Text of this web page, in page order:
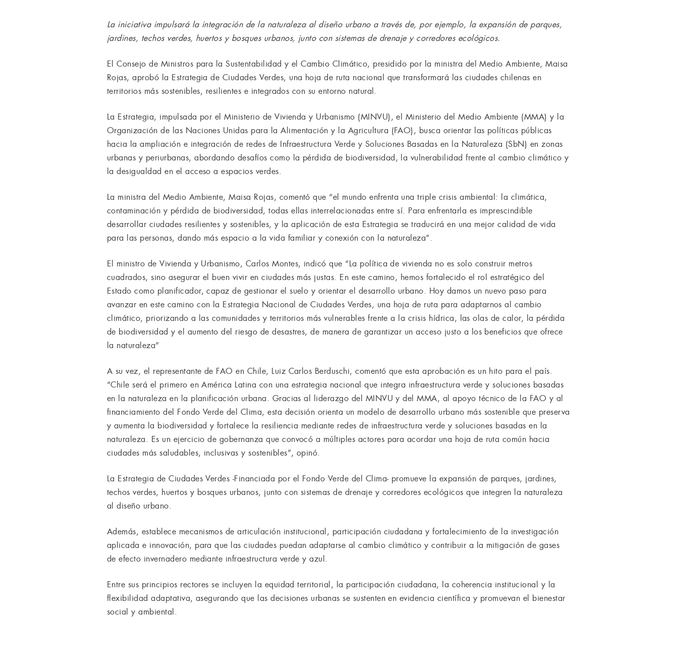
La iniciativa impulsará la integración de la naturaleza al diseño urbano a través de, por ejemplo, la expansión de parques,
jardines, techos verdes, huertos y bosques urbanos, junto con sistemas de drenaje y corredores ecológicos.
El Consejo de Ministros para la Sustentabilidad y el Cambio Climático, presidido por la ministra del Medio Ambiente, Maisa
Rojas, aprobó la Estrategia de Ciudades Verdes, una hoja de ruta nacional que transformará las ciudades chilenas en
territorios más sostenibles, resilientes e integrados con su entorno natural.
La Estrategia, impulsada por el Ministerio de Vivienda y Urbanismo (MINVU), el Ministerio del Medio Ambiente (MMA) y la
Organización de las Naciones Unidas para la Alimentación y la Agricultura (FAO), busca orientar las políticas públicas
hacia la ampliación e integración de redes de Infraestructura Verde y Soluciones Basadas en la Naturaleza (SbN) en zonas
urbanas y periurbanas, abordando desafíos como la pérdida de biodiversidad, la vulnerabilidad frente al cambio climático y
la desigualdad en el acceso a espacios verdes.
La ministra del Medio Ambiente, Maisa Rojas, comentó que “el mundo enfrenta una triple crisis ambiental: la climática,
contaminación y pérdida de biodiversidad, todas ellas interrelacionadas entre sí. Para enfrentarla es imprescindible
desarrollar ciudades resilientes y sostenibles, y la aplicación de esta Estrategia se traducirá en una mejor calidad de vida
para las personas, dando más espacio a la vida familiar y conexión con la naturaleza”.
El ministro de Vivienda y Urbanismo, Carlos Montes, indicó que “La política de vivienda no es solo construir metros
cuadrados, sino asegurar el buen vivir en ciudades más justas. En este camino, hemos fortalecido el rol estratégico del
Estado como planificador, capaz de gestionar el suelo y orientar el desarrollo urbano. Hoy damos un nuevo paso para
avanzar en este camino con la Estrategia Nacional de Ciudades Verdes, una hoja de ruta para adaptarnos al cambio
climático, priorizando a las comunidades y territorios más vulnerables frente a la crisis hídrica, las olas de calor, la pérdida
de biodiversidad y el aumento del riesgo de desastres, de manera de garantizar un acceso justo a los beneficios que ofrece
la naturaleza”
A su vez, el representante de FAO en Chile, Luiz Carlos Berduschi, comentó que esta aprobación es un hito para el país.
“Chile será el primero en América Latina con una estrategia nacional que integra infraestructura verde y soluciones basadas
en la naturaleza en la planificación urbana. Gracias al liderazgo del MINVU y del MMA, al apoyo técnico de la FAO y al
financiamiento del Fondo Verde del Clima, esta decisión orienta un modelo de desarrollo urbano más sostenible que preserva
y aumenta la biodiversidad y fortalece la resiliencia mediante redes de infraestructura verde y soluciones basadas en la
naturaleza. Es un ejercicio de gobernanza que convocó a múltiples actores para acordar una hoja de ruta común hacia
ciudades más saludables, inclusivas y sostenibles”, opinó.
La Estrategia de Ciudades Verdes -Financiada por el Fondo Verde del Clima- promueve la expansión de parques, jardines,
techos verdes, huertos y bosques urbanos, junto con sistemas de drenaje y corredores ecológicos que integren la naturaleza
al diseño urbano.
Además, establece mecanismos de articulación institucional, participación ciudadana y fortalecimiento de la investigación
aplicada e innovación, para que las ciudades puedan adaptarse al cambio climático y contribuir a la mitigación de gases
de efecto invernadero mediante infraestructura verde y azul.
Entre sus principios rectores se incluyen la equidad territorial, la participación ciudadana, la coherencia institucional y la
flexibilidad adaptativa, asegurando que las decisiones urbanas se sustenten en evidencia científica y promuevan el bienestar
social y ambiental.